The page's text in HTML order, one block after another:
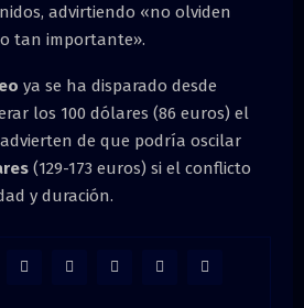
advirtiendo «no olviden
tan importante».
ya se ha disparado desde
los 100 dólares (86 euros) el
de que podría oscilar
(129-173 euros) si el conflicto
y duración.